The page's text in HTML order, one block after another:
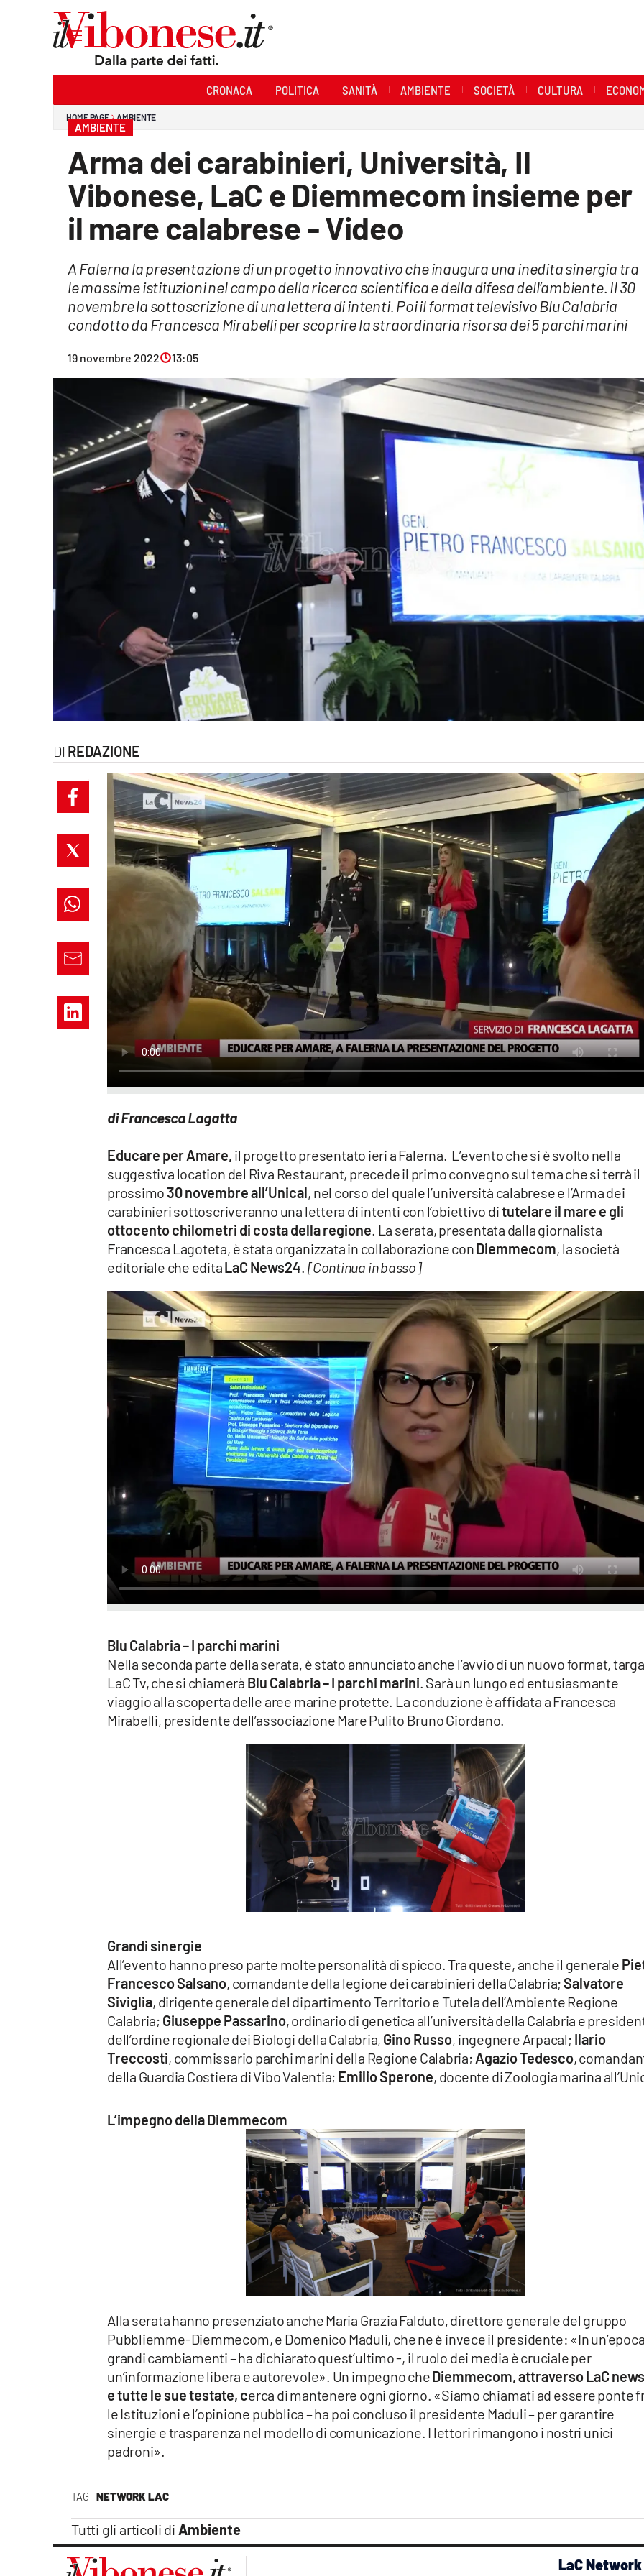
Lac Network
cosenzachannel.it
catanzarochannel.it
lacapitalenews.it
Vai
CRONACA POLITICA SANITÀ AMBIENTE SOCIETÀ CULTURA
HOME PAGE AMBIENTE
AMBIENTE
Arma dei carabinieri, Università, Il
Vibonese, LaC e Diemmecom insieme per
il mare calabrese - Video
A Falerna la presentazione di un progetto innovativo che inaugura una inedita sinergia tra
le massime istituzioni nel campo della ricerca scientifica e della difesa dell’ambiente. Il 30
novembre la sottoscrizione di una lettera di intenti. Poi il format televisivo Blu Calabria
condotto da Francesca Mirabelli per scoprire la straordinaria risorsa dei 5 parchi marini
19 novembre 2022 13:05
REDAZIONE
TAG NETWORK LAC
Tutti gli articoli di Ambiente
di Francesca Lagatta
Educare per Amare, il progetto presentato ieri a Falerna. L’evento che si è svolto nella
suggestiva location del Riva Restaurant, precede il primo convegno sul tema che si terrà il
prossimo30 novembre all’Unical, nel corso del quale l’università calabrese e l’Arma dei
carabinieri sottoscriveranno una lettera di intenti con l’obiettivo ditutelare il mare e gli
ottocento chilometri di costa della regione. La serata, presentata dalla giornalista
Francesca Lagoteta, è stata organizzata in collaborazione conDiemmecom, la società
editoriale che editaLaC News24. [Continua in basso]
Blu Calabria – I parchi marini
Nella seconda parte della serata, è stato annunciato anche l’avvio di un nuovo format,
LaC Tv, che si chiamerà Blu Calabria – I parchi marini. Sarà un lungo ed entusiasmante
viaggio alla scoperta delle aree marine protette. La conduzione è affidata a Francesca
Mirabelli, presidente dell’associazione Mare Pulito Bruno Giordano.
Grandi sinergie
All’evento hanno preso parte molte personalità di spicco. Tra queste, anche il generale
Francesco Salsano, comandante della legione dei carabinieri della Calabria;Salvatore
Siviglia, dirigente generale del dipartimento Territorio e Tutela dell’Ambiente Regione
Calabria; Giuseppe Passarino, ordinario di genetica all’università della Calabria e
dell’ordine regionale dei Biologi della Calabria, Gino Russo, ingegnere Arpacal; Ilario
Treccosti, commissario parchi marini della Regione Calabria; Agazio Tedesco,
della Guardia Costiera di Vibo Valentia; Emilio Sperone, docente di Zoologia marina
L’impegno della Diemmecom
Alla serata hanno presenziato anche Maria Grazia Falduto, direttore generale del gruppo
Pubbliemme-Diemmecom, e Domenico Maduli, che ne è invece il presidente: «In
grandi cambiamenti – ha dichiarato quest’ultimo -, il ruolo dei media è cruciale per
un’informazione libera e autorevole». Un impegno cheDiemmecom, attraverso LaC
e tutte le sue testate, cerca di mantenere ogni giorno. «Siamo chiamati ad essere ponte
le Istituzioni e l’opinione pubblica – ha poi concluso il presidente Maduli – per garantire
sinergie e trasparenza nel modello di comunicazione. I lettori rimangono i nostri unici
padroni».
LaC Network